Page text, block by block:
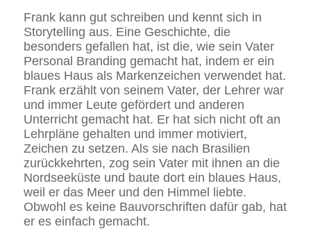
Frank kann gut schreiben und kennt sich in
Storytelling aus. Eine Geschichte, die
besonders gefallen hat, ist die, wie sein Vater
Personal Branding gemacht hat, indem er ein
blaues Haus als Markenzeichen verwendet hat.
Frank erzählt von seinem Vater, der Lehrer war
und immer Leute gefördert und anderen
Unterricht gemacht hat. Er hat sich nicht oft an
Lehrpläne gehalten und immer motiviert,
Zeichen zu setzen. Als sie nach Brasilien
zurückkehrten, zog sein Vater mit ihnen an die
Nordseeküste und baute dort ein blaues Haus,
weil er das Meer und den Himmel liebte.
Obwohl es keine Bauvorschriften dafür gab, hat
er es einfach gemacht.